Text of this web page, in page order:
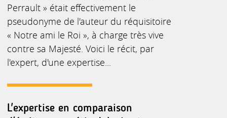
Perrault » était effectivement le
pseudonyme de l'auteur du réquisitoire
« Notre ami le Roi », à charge très vive
contre sa Majesté. Voici le récit, par
l'expert, d'une expertise...
L'expertise en comparaison